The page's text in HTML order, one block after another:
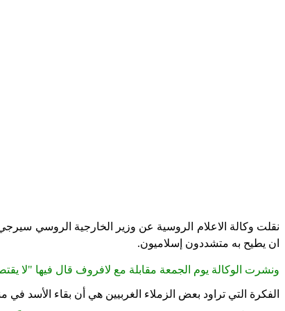
نقلت وكالة الاعلام الروسية عن وزير الخارجية الروسي
ان يطيح به متشددون إسلاميون.
ونشرت الوكالة يوم الجمعة مقابلة مع لافروف قال فيها "لا
الفكرة التي تراود بعض الزملاء الغربيين هي أن بقاء الأسد